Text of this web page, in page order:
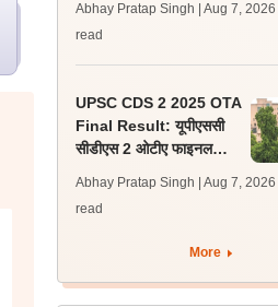
350 अभ्यर्थी चयनित
Abhay Pratap Singh | Aug 7, 2026
read
UPSC CDS 2 2025 OTA
Final Result: यूपीएससी
सीडीएस 2 ओटीए फाइनल
जारी, 483 कैंडिडेट चयनित
Abhay Pratap Singh | Aug 7, 2026
read
More